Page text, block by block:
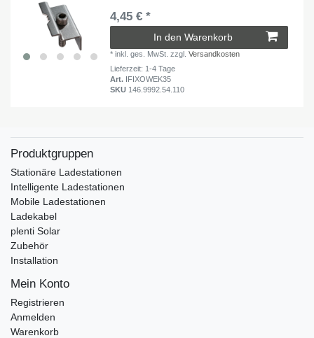
4,45 € *
In den Warenkorb
*inkl. ges. MwSt. zzgl.Versandkosten
Lieferzeit: 1-4 Tage
Art. IFIXOWEK35
SKU 146.9992.54.110
Produktgruppen
Stationäre Ladestationen
Intelligente Ladestationen
Mobile Ladestationen
Ladekabel
plenti Solar
Zubehör
Installation
Mein Konto
Registrieren
Anmelden
Warenkorb